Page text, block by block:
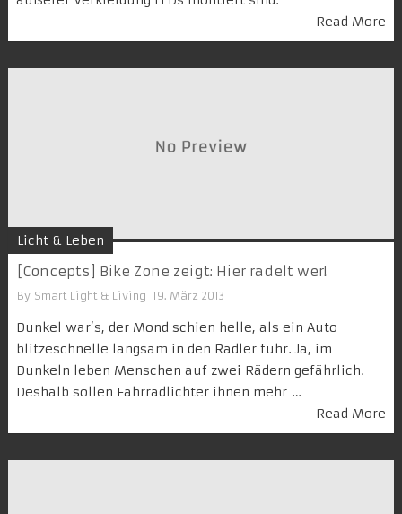
Read More
Licht & Leben
[Concepts] Bike Zone zeigt: Hier radelt wer!
By Smart Light & Living 19. März 2013
Dunkel war’s, der Mond schien helle, als ein Auto
blitzeschnelle langsam in den Radler fuhr. Ja, im
Dunkeln leben Menschen auf zwei Rädern gefährlich.
Deshalb sollen Fahrradlichter ihnen mehr …
Read More